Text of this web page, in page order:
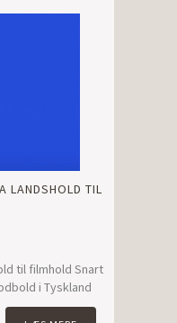
LANDSHOLD TIL
til filmhold Snart
i Tyskland